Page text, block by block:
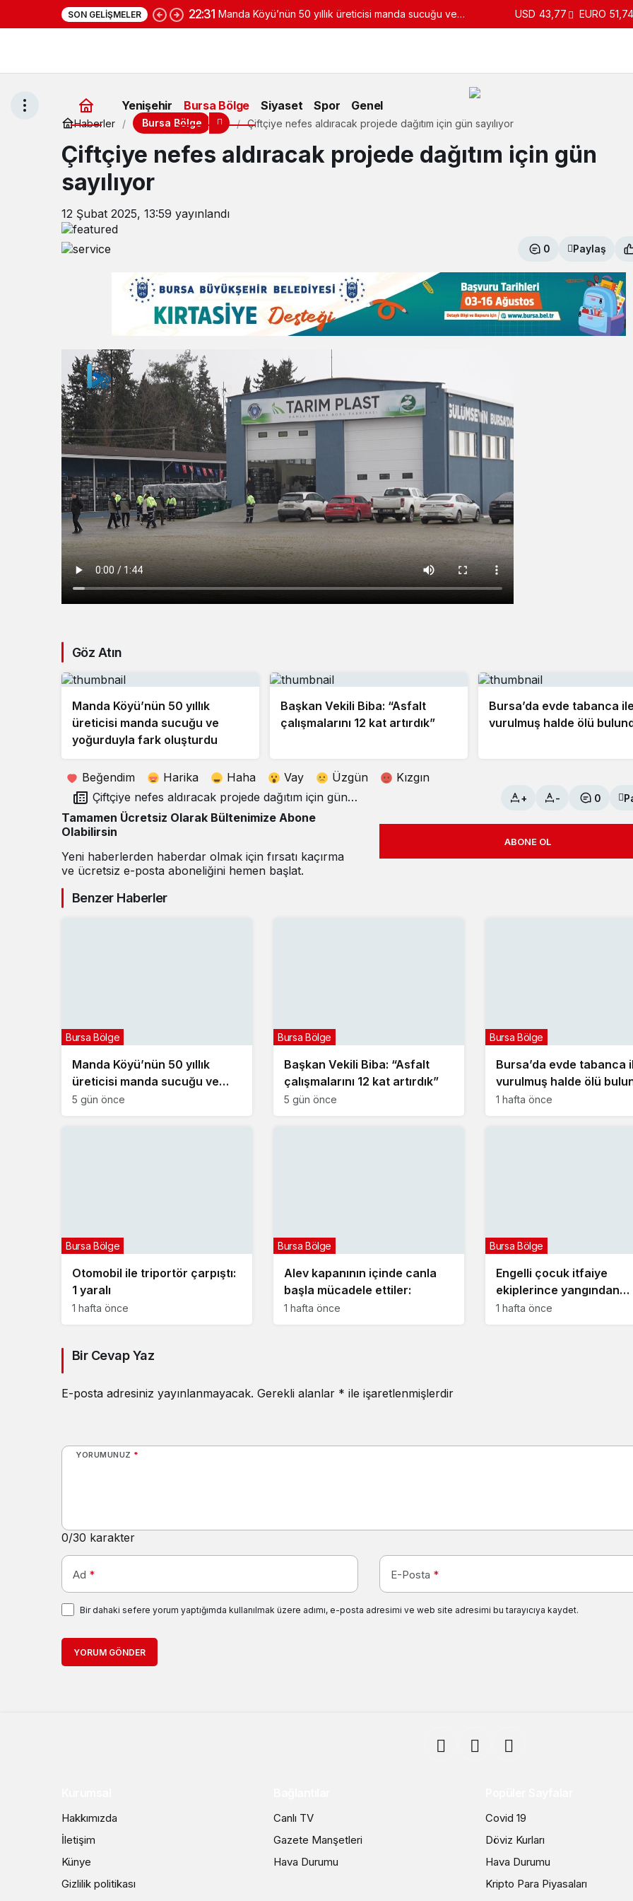
SON GELIŞMELER 22:31 Manda Köyü’nün 50 yıllık üreticisi manda sucuğu ve USD 43,77 EURO 51,74
Yenişehir Bursa Bölge Siyaset Spor Genel
Haberler Bursa Bölge Çiftçiye nefes aldıracak projede dağıtım için gün sayılıyor
Çiftçiye nefes aldıracak projede dağıtım için gün
sayılıyor
12 Şubat 2025, 13:59 yayınlandı
0 Paylaş
Göz Atın
Manda Köyü’nün 50 yıllık
üreticisi manda sucuğu ve
yoğurduyla fark oluşturdu
Başkan Vekili Biba: “Asfalt
çalışmalarını 12 kat artırdık”
Bursa’da evde tabanca ile
vurulmuş halde ölü
Beğendim Harika Haha Vay Üzgün
Kızgın
sayılıyor
+ - 0
Tamamen Ücretsiz Olarak Bültenimize Abone
Olabilirsin
Yeni haberlerden haberdar olmak için fırsatı kaçırma
ve ücretsiz e-posta aboneliğini hemen başlat.
ABONE OL
Benzer Haberler
Manda Köyü’nün 50 yıllık
üreticisi manda sucuğu ve
yoğurduyla fark oluşturdu
Bursa Bölge
5 gün önce
Başkan Vekili Biba: “Asfalt
çalışmalarını 12 kat artırdık”
Bursa Bölge
5 gün önce
Bursa’da evde tabanca
vurulmuş halde ölü
Bursa Bölge
1 hafta önce
Otomobil ile triportör çarpıştı:
1 yaralı
Bursa Bölge
1 hafta önce
Alev kapanının içinde canla
başla mücadele ettiler:
Bursa Bölge
1 hafta önce
Engelli çocuk itfaiye
ekiplerince yangından
kurtarıldı
Bursa Bölge
1 hafta önce
Bir Cevap Yaz
E-posta adresiniz yayınlanmayacak. Gerekli alanlar * ile işaretlenmişlerdir
YORUMUNUZ *
0/30 karakter
Ad * E-Posta *
Bir dahaki sefere yorum yaptığımda kullanılmak üzere adımı, e-posta adresimi ve web site adresimi bu tarayıcıya kaydet.
YORUM GÖNDER
Hakkımızda
İletişim
Künye
Gizlilik politikası
Canlı TV
Gazete Manşetleri
Hava Durumu
Covid 19
Döviz Kurları
Hava Durumu
Kripto Para Piyasaları